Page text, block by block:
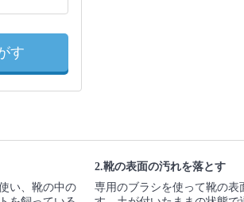
す
い、靴の中の
2.靴の表面の汚れを落とす
専用のブラシを使って靴の表